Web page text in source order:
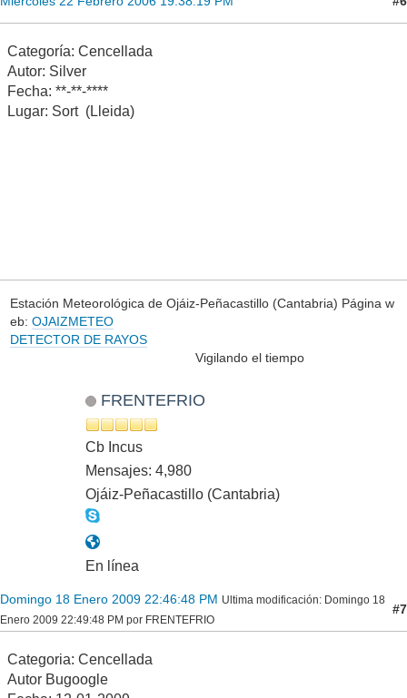
Categoría: Cencellada
Autor: Silver
Fecha: **-**-****
Lugar: Sort (Lleida)
Estación Meteorológica de Ojáiz-Peñacastillo (Cantabria) Página w
eb: OJAIZMETEO
DETECTOR DE RAYOS
Vigilando el tiempo
FRENTEFRIO
Cb Incus
Mensajes: 4,980
Ojáiz-Peñacastillo (Cantabria)
En línea
Domingo 18 Enero 2009 22:46:48 PM Ultima modificación: Domingo 18
Enero 2009 22:49:48 PM por FRENTEFRIO
#7
Categoria: Cencellada
Autor Bugoogle